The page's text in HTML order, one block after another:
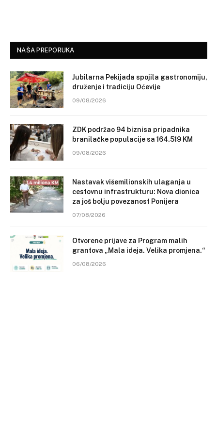
NAŠA PREPORUKA
Jubilarna Pekijada spojila gastronomiju,
druženje i tradiciju Oćevije
09/08/2026
ZDK podržao 94 biznisa pripadnika
branilačke populacije sa 164.519 KM
09/08/2026
Nastavak višemilionskih ulaganja u
cestovnu infrastrukturu: Nova dionica
za još bolju povezanost Ponijera
07/08/2026
Otvorene prijave za Program malih
grantova „Mala ideja. Velika promjena.“
06/08/2026